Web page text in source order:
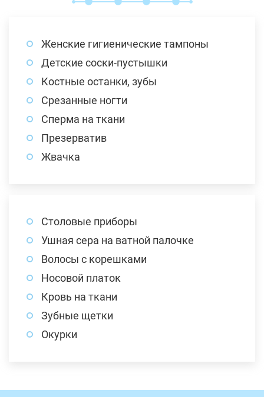
Женские гигиенические тампоны
Детские соски-пустышки
Костные останки, зубы
Срезанные ногти
Сперма на ткани
Презерватив
Жвачка
Столовые приборы
Ушная сера на ватной палочке
Волосы с корешками
Носовой платок
Кровь на ткани
Зубные щетки
Окурки